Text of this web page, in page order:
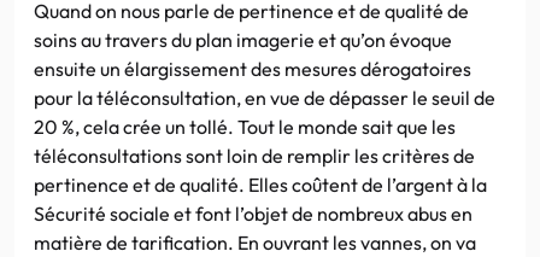
Quand on nous parle de pertinence et de qualité de
soins au travers du plan imagerie et qu’on évoque
ensuite un élargissement des mesures dérogatoires
pour la téléconsultation, en vue de dépasser le seuil de
20 %, cela crée un tollé. Tout le monde sait que les
téléconsultations sont loin de remplir les critères de
pertinence et de qualité. Elles coûtent de l’argent à la
Sécurité sociale et font l’objet de nombreux abus en
matière de tarification. En ouvrant les vannes, on va